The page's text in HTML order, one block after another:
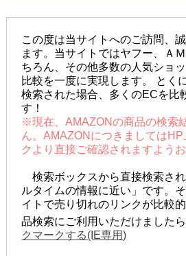
この度は当サイトへのご訪問、
ます。当サイトではヤフー、Ａ
ちろん、その他多数の人気ショ
比較を一度に実現します。 とく
検索された場合、多くのECを比
す！
※現在、AMAZONの商品の検索
ん。AMAZONにつきましては
クより直接ご確認されますよう
検索ボックスから直接検索さ
ルタイムの情報に近い」です。
イトで売り切れのリンクが比較
品検索にご利用いただけました
クマークする(IE専用)